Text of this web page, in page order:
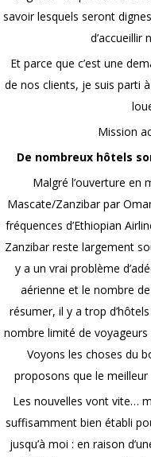
savoir lesquels seront
d’accueillir
Et parce que c’est une
de nos clients, je suis parti
Mission
De nombreux hôtels
Malgré l’ouverture en
Mascate/Zanzibar par
fréquences d’Ethiopian
Zanzibar reste largement
y a un vrai problème
aérienne et le nombre
résumer, il y a trop
nombre limité de voyageurs
Voyons les choses du
proposons que le meilleur
Les nouvelles vont vite…
suffisamment bien établi
jusqu’à moi : en raison